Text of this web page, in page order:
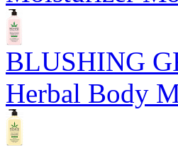
BLUSHING
Herbal Body